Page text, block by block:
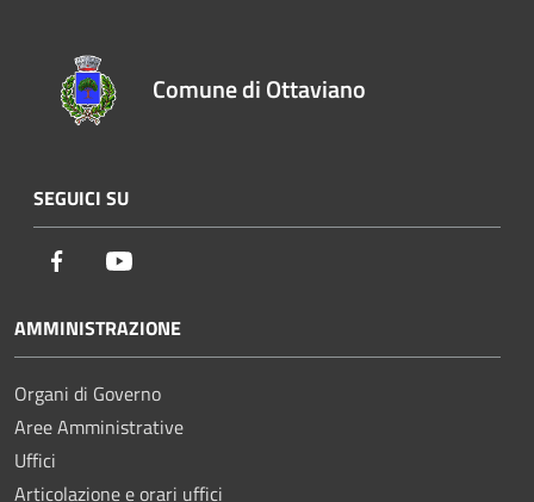
Comune di Ottaviano
SEGUICI SU
Facebook
AMMINISTRAZIONE
Organi di Governo
Aree Amministrative
Uffici
Articolazione e orari uffici